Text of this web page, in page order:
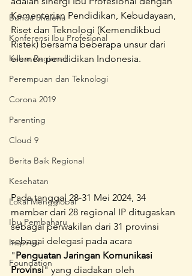
Bunda Shaleha
Konferensi Ibu Profesional
Kabar Regional
Perempuan dan Teknologi
Corona 2019
Parenting
Cloud 9
Berita Baik Regional
Kesehatan
Lokal Mengglobal
Ibu Pembaharu
Inspirasi
Foundation
Kementerian Pendidikan, Kebudayaan,
Riset dan Teknologi (Kemendikbud
Ristek) bersama beberapa unsur dari
elemen pendidikan Indonesia.
Pada tanggal 28-31 Mei 2024, 34
member dari 28 regional IP ditugaskan
sebagai perwakilan dari 31 provinsi
sebagai delegasi pada acara
"Penguatan Jaringan Komunikasi
Provinsi" yang diadakan oleh